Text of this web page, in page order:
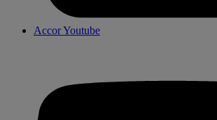
Accor Youtube